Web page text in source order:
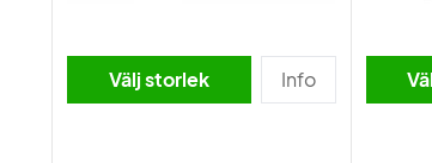
Välj storlek Info